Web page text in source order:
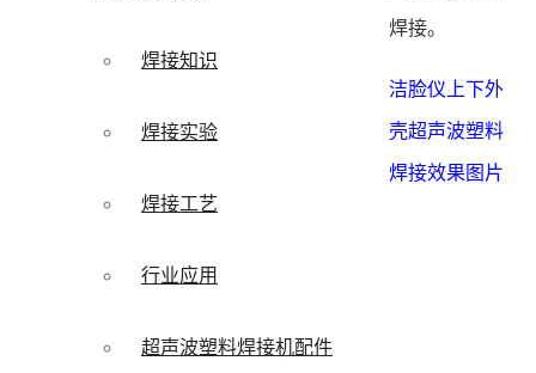
焊接知识
焊接实验
焊接工艺
行业应用
超声波塑料焊接机配件
焊接。
洁脸仪上下外
壳超声波塑料
焊接效果图片